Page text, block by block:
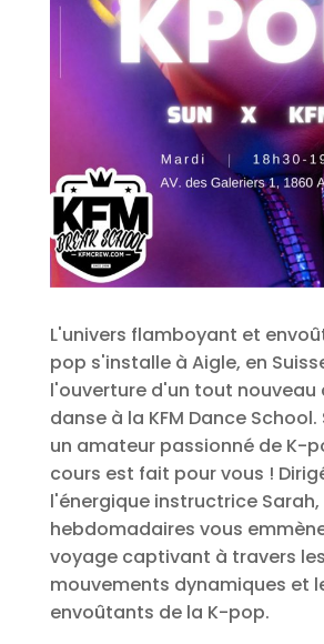
L'univers flamboyant et
pop s'installe à Aigle, en
l'ouverture d'un tout nouveau
danse à la KFM Dance
un amateur passionné de K-
cours est fait pour vous !
l'énergique instructrice
hebdomadaires vous
voyage captivant à travers les
mouvements dynamiques et
envoûtants de la K-pop.